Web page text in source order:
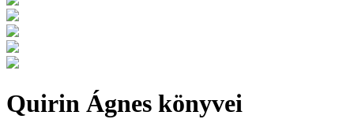
Quirin Ágnes könyvei